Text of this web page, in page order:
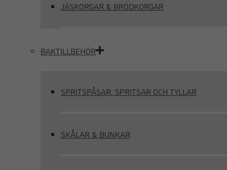
JÄSKORGAR & BRÖDKORGAR
BAKTILLBEHÖR
SPRITSPÅSAR, SPRITSAR OCH TYLLAR
SKÅLAR & BUNKAR